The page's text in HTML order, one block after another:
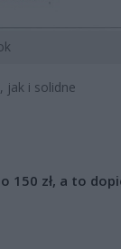
jak i solidne
150 zł, a to